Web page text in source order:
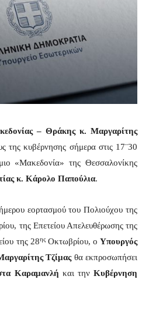
– Θράκης κ. Μαργαρίτης
της κυβέρνησης σήμερα στις 17¨30
«Μακεδονία» της Θεσσαλονίκης
κ. Κάρολο Παπούλια.
εορτασμού του Πολιούχου της
της Επετείου Απελευθέρωσης της
της 28ηςΟκτωβρίου, οΥπουργός
Τζίμας θα εκπροσωπήσει
Καραμανλή και τηνΚυβέρνηση